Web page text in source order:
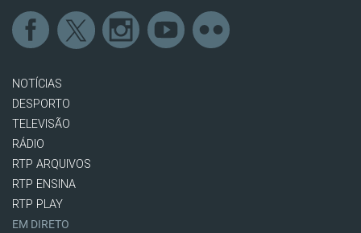
NOTÍCIAS
DESPORTO
TELEVISÃO
RÁDIO
RTP ARQUIVOS
RTP ENSINA
RTP PLAY
EM DIRETO